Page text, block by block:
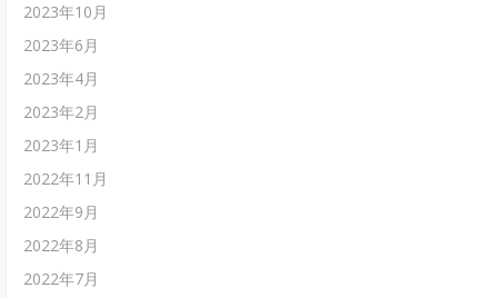
2023年10月
2023年6月
2023年4月
2023年2月
2023年1月
2022年11月
2022年9月
2022年8月
2022年7月